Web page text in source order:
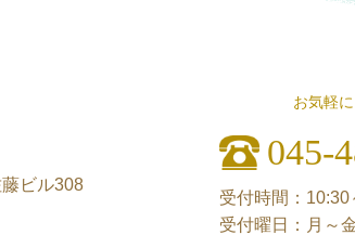
ビル308
お気軽
045-
受付時間：10:30
受付曜日：月～